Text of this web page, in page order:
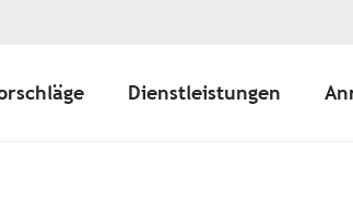
Dienstleistungen